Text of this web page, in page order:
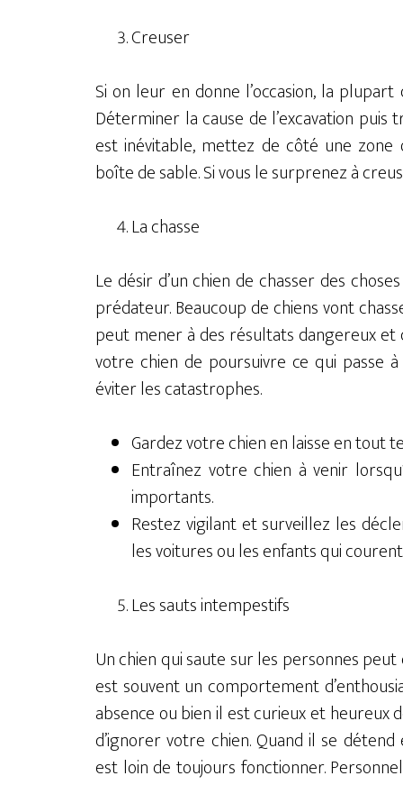
Creuser
Si on leur en donne l’occasion, la
Déterminer la cause de l’excavation
est inévitable, mettez de côté une
boîte de sable. Si vous le surprenez à
La chasse
Le désir d’un chien de chasser des
prédateur. Beaucoup de chiens vont
peut mener à des résultats dangereux et
votre chien de poursuivre ce qui passe
éviter les catastrophes.
Gardez votre chien en laisse en tout
Entraînez votre chien à venir
importants.
Restez vigilant et surveillez les
les voitures ou les enfants qui
Les sauts intempestifs
Un chien qui saute sur les personnes
est souvent un comportement
absence ou bien il est curieux et heureux
d’ignorer votre chien. Quand il se
est loin de toujours fonctionner.